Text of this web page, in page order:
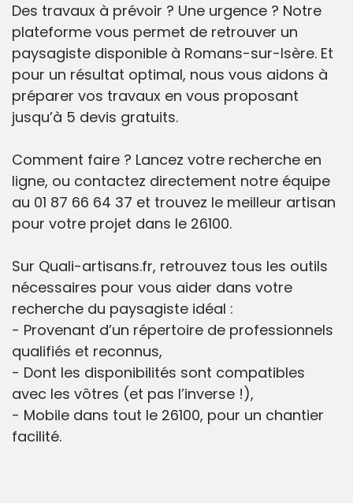
Des travaux à prévoir ? Une urgence ? Notre
plateforme vous permet de retrouver un
paysagiste disponible à Romans-sur-Isère. Et
pour un résultat optimal, nous vous aidons à
préparer vos travaux en vous proposant
jusqu’à 5 devis gratuits.
Comment faire ? Lancez votre recherche en
ligne, ou contactez directement notre équipe
au 01 87 66 64 37 et trouvez le meilleur artisan
pour votre projet dans le 26100.
Sur Quali-artisans.fr, retrouvez tous les outils
nécessaires pour vous aider dans votre
recherche du paysagiste idéal :
- Provenant d’un répertoire de professionnels
qualifiés et reconnus,
- Dont les disponibilités sont compatibles
avec les vôtres (et pas l’inverse !),
- Mobile dans tout le 26100, pour un chantier
facilité.